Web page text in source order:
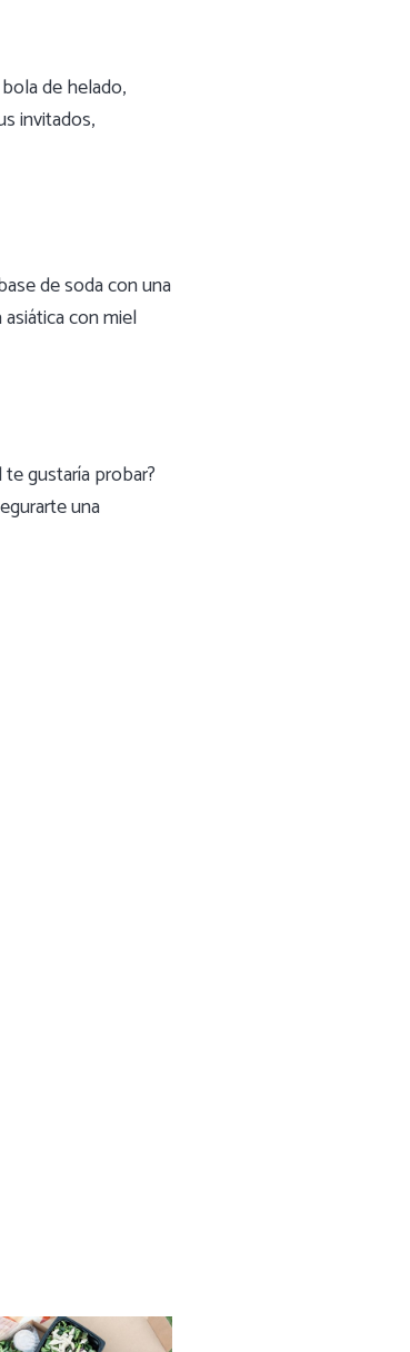
de helado,
invitados,
de soda con una
con miel
gustaría probar?
una